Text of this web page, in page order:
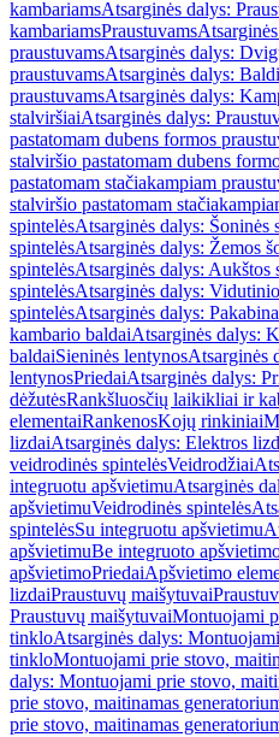
kambariamsAtsarginės dalys:
kambariamsPraustuvams
praustuvamsAtsarginės dalys:
praustuvamsAtsarginės dalys:
praustuvamsAtsarginės dalys:
stalviršiaiAtsarginės dalys:
pastatomam dubens formos
stalviršio pastatomam dubens
pastatomam stačiakampiam
stalviršio pastatomam
spintelėsAtsarginės dalys: Šoninės
spintelėsAtsarginės dalys: Žemos
spintelėsAtsarginės dalys: Aukštos
spintelėsAtsarginės dalys:
spintelėsAtsarginės dalys:
kambario baldaiAtsarginės dalys:
baldaiSieninės lentynosAtsarginės
lentynosPriedaiAtsarginės dalys:
dėžutėsRankšluosčių laikikliai ir
elementaiRankenosKojų rinkiniai
lizdaiAtsarginės dalys: Elektros
veidrodinės spintelėsVeidrodžiai
integruotu apšvietimuAtsarginės
apšvietimuVeidrodinės spintelės
spintelėsSu integruotu apšvietimu
apšvietimuBe integruoto
apšvietimoPriedaiApšvietimo
lizdaiPraustuvų maišytuvai
Praustuvų maišytuvaiMontuojami
tinkloAtsarginės dalys:
tinkloMontuojami prie stovo,
dalys: Montuojami prie stovo,
prie stovo, maitinamas
prie stovo, maitinamas